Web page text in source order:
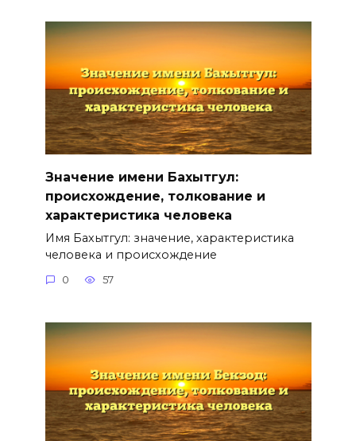
Значение имени Бахытгул:
происхождение, толкование и
характеристика человека
Имя Бахытгул: значение, характеристика
человека и происхождение
0 57